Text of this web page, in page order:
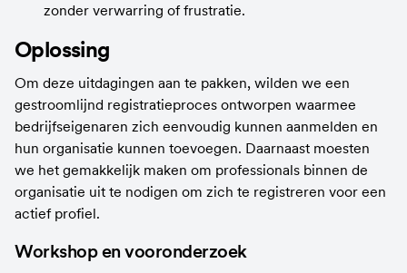
zonder verwarring of frustratie.
Oplossing
Om deze uitdagingen aan te pakken, wilden we een
gestroomlijnd registratieproces ontworpen waarmee
bedrijfseigenaren zich eenvoudig kunnen aanmelden en
hun organisatie kunnen toevoegen. Daarnaast moesten
we het gemakkelijk maken om professionals binnen de
organisatie uit te nodigen om zich te registreren voor een
actief profiel.
Workshop en vooronderzoek